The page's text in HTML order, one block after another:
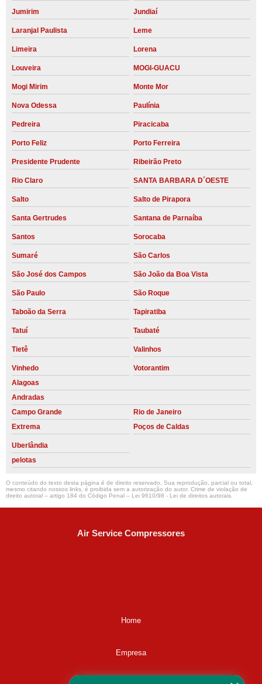
Jumirim Jundiaí
Laranjal Paulista Leme
Limeira Lorena
Louveira MOGI-GUACU
Mogi Mirim Monte Mor
Nova Odessa Paulínia
Pedreira Piracicaba
Porto Feliz Porto Ferreira
Presidente Prudente Ribeirão Preto
Rio Claro SANTA BARBARA D´OESTE
Salto Salto de Pirapora
Santa Gertrudes Santana de Parnaíba
Santos Sorocaba
Sumaré São Carlos
São José dos Campos São João da Boa Vista
São Paulo São Roque
Taboão da Serra Tapiratiba
Tatuí Taubaté
Tietê Valinhos
Vinhedo
Votorantim
Alagoas
Andradas
Campo Grande
Rio de Janeiro
Extrema
Poços de Caldas
Uberlândia
pelotas
O conteúdo do texto desta página é de direito reservado. Sua reprodução, parcial ou total,
mesmo citando nossos links, é proibida sem a autorização do autor. Crime de violação de
direito autoral – artigo 184 do Código Penal – Lei 9610/98 - Lei de direitos autorais.
Air Service Compressores
Home
Empresa